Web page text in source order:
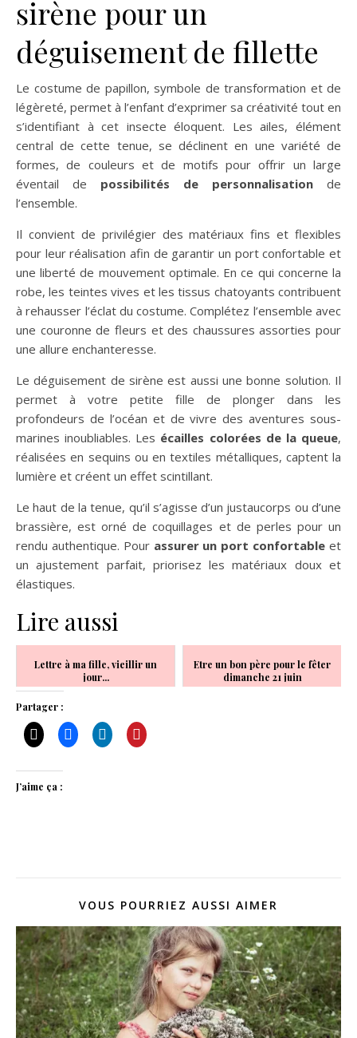
sirène pour un
déguisement de fillette
Le costume de papillon, symbole de transformation et de
légèreté, permet à l’enfant d’exprimer sa créativité tout en
s’identifiant à cet insecte éloquent. Les ailes, élément
central de cette tenue, se déclinent en une variété de
formes, de couleurs et de motifs pour offrir un large
éventail de possibilités de personnalisation de
l’ensemble.
Il convient de privilégier des matériaux fins et flexibles
pour leur réalisation afin de garantir un port confortable et
une liberté de mouvement optimale. En ce qui concerne la
robe, les teintes vives et les tissus chatoyants contribuent
à rehausser l’éclat du costume. Complétez l’ensemble avec
une couronne de fleurs et des chaussures assorties pour
une allure enchanteresse.
Le déguisement de sirène est aussi une bonne solution. Il
permet à votre petite fille de plonger dans les
profondeurs de l’océan et de vivre des aventures sous-
marines inoubliables. Les écailles colorées de la queue,
réalisées en sequins ou en textiles métalliques, captent la
lumière et créent un effet scintillant.
Le haut de la tenue, qu’il s’agisse d’un justaucorps ou d’une
brassière, est orné de coquillages et de perles pour un
rendu authentique. Pour assurer un port confortable et
un ajustement parfait, priorisez les matériaux doux et
élastiques.
Lire aussi
Lettre à ma fille, vieillir un
jour...
Etre un bon père pour le fêter
dimanche 21 juin
Partager :
J’aime ça :
VOUS POURRIEZ AUSSI AIMER